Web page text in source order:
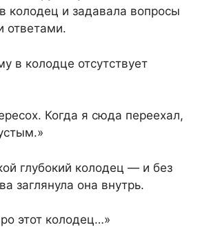
колодец и задавала вопросы
ответами.
в колодце отсутствует
Когда я сюда переехал,
глубокий колодец — и без
заглянула она внутрь.
этот колодец…»